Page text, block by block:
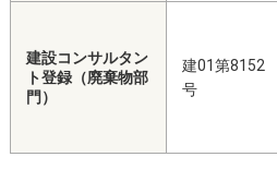
建設コンサルタン
ト登録（廃棄物部
門）
建01第8152
号